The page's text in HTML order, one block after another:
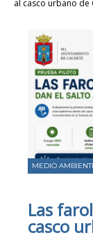
al casco urbano de
MEDIO
Las
casco